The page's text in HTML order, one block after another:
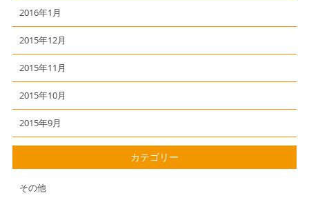
2016年1月
2015年12月
2015年11月
2015年10月
2015年9月
カテゴリー
その他